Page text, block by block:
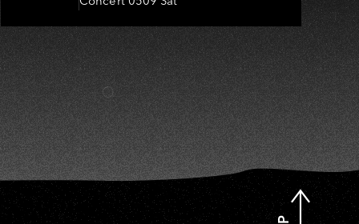
嬤-吳敏、張秀卿、王彩樺、吳
淑敏、施文彬、邵大倫、曹雅
雯、陳孟賢、黃露瑤